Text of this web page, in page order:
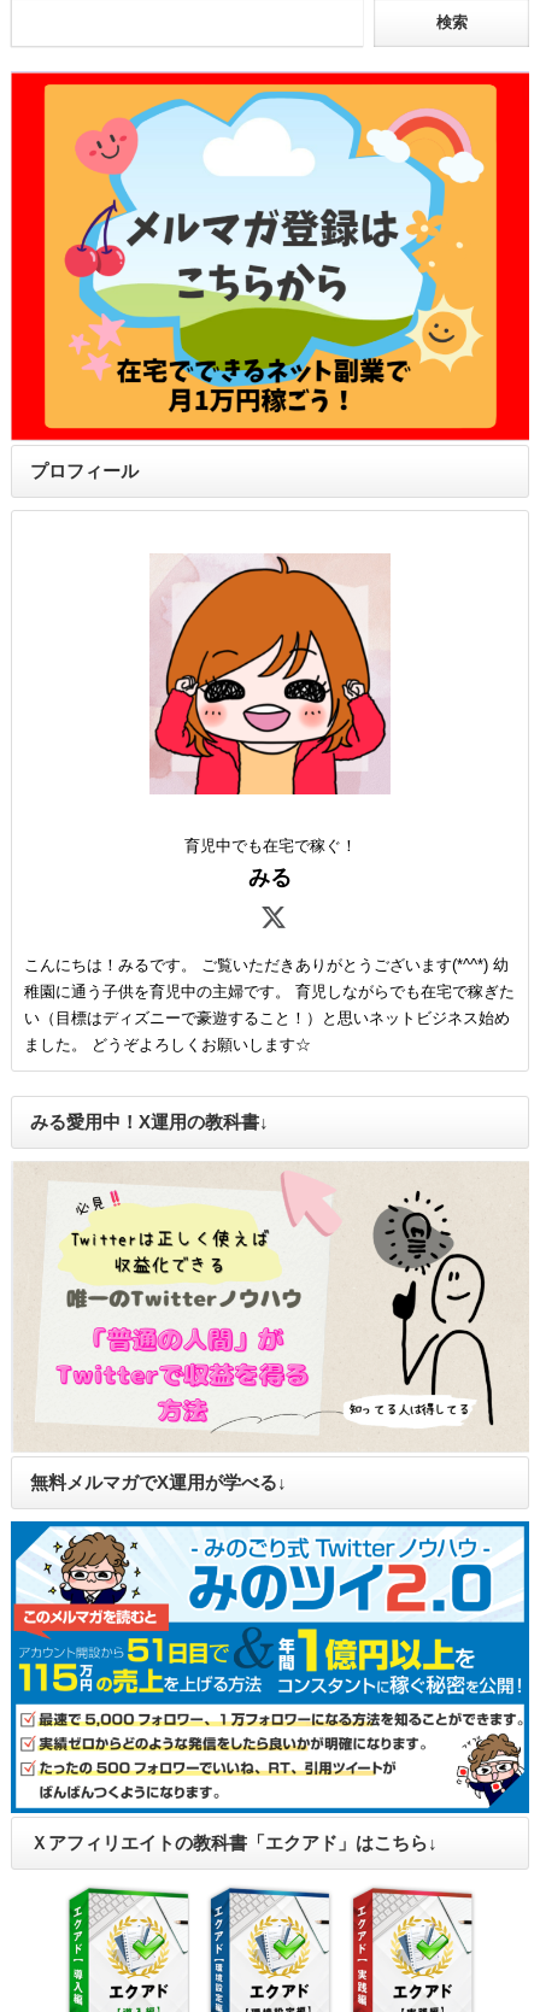
プロフィール
育児中でも在宅で稼ぐ！
みる
こんにちは！みるです。 ご覧いただきありがとうございます(*^^*) 幼
稚園に通う子供を育児中の主婦です。 育児しながらでも在宅で稼ぎた
い（目標はディズニーで豪遊すること！）と思いネットビジネス始め
ました。 どうぞよろしくお願いします☆
みる愛用中！X運用の教科書↓
無料メルマガでX運用が学べる↓
Ｘアフィリエイトの教科書「エクアド」はこちら↓